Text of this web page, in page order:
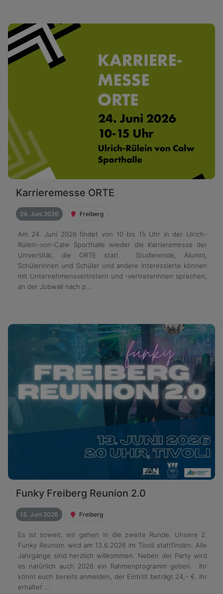
Karrieremesse ORTE
24. Juni 2026 Freiberg
Am 24. Juni 2026 findet von 10 bis 15 Uhr in der Ulrich-
Rülein-von-Calw Sporthalle wieder die Karrieremesse der
Universität, die ORTE statt. Studierende, Alumni,
Schülerinnen und Schüler und andere Interessierte können
mit Unternehmensvertretern und -vertreterinnen sprechen,
an der Jobwall nach p…
Funky Freiberg Reunion 2.0
13. Juni 2026 Freiberg
Es ist soweit, wir gehen in die zweite Runde. Unsere 2.
Funky Reunion wird am 13.6.2026 im Tivoli stattfinden. Alle
Jahrgänge sind herzlich willkommen. Neben der Party wird
es natürlich auch 2026 ein Rahmenprogramm geben. Ihr
könnt euch bereits anmelden, der Eintritt beträgt 24,- €. Ihr
erhaltet …